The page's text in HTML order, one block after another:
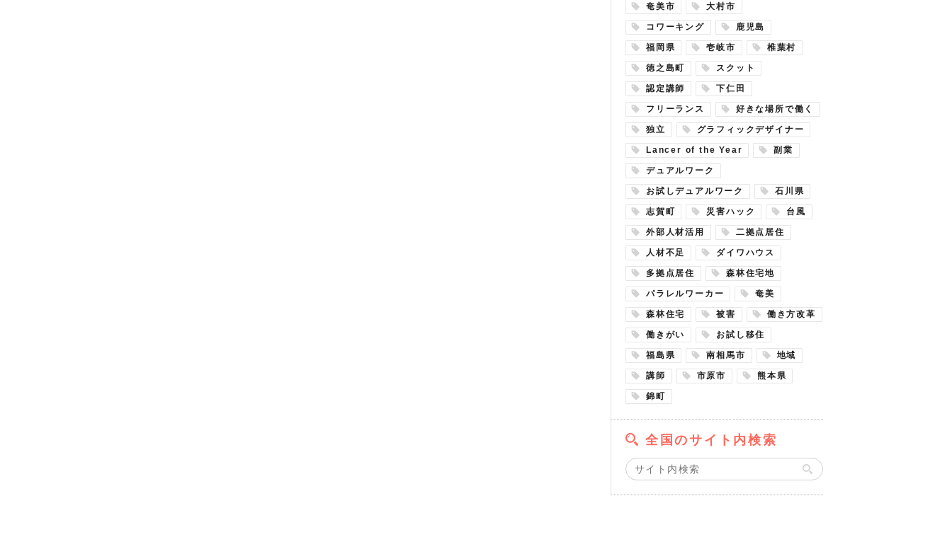
奄美市 大村市
コワーキング 鹿児島
福岡県 壱岐市 椎葉村
徳之島町 スクット
認定講師 下仁田
フリーランス 好きな場所で働く
独立 グラフィックデザイナー
Lancer of the Year 副業
デュアルワーク
お試しデュアルワーク 石川県
志賀町 災害ハック 台風
外部人材活用 二拠点居住
人材不足 ダイワハウス
多拠点居住 森林住宅地
パラレルワーカー 奄美
森林住宅 被害 働き方改革
働きがい お試し移住
福島県 南相馬市 地域
講師 市原市 熊本県
錦町
全国のサイト内検索